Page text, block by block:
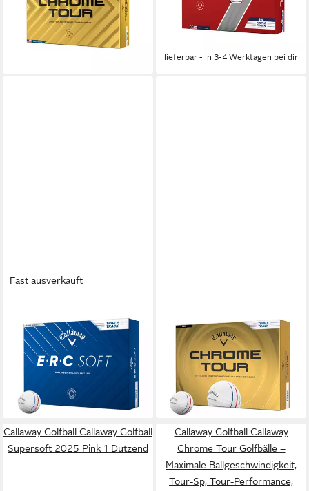
(4,58 €/ 1 Stk)
-15%
lieferbar - in 2-3 Werktagen bei dir
65,00 €
(4,83 €/ 1 Stk)
lieferbar - in 3-4 Werktagen bei dir
Fast ausverkauft
Golfball Callaway Golfbälle
ERC Soft 25 Triple Track 12er
Pack Weiß
42,00 €
UVP50,00 €
-16%
lieferbar - in 4-5 Werktagen bei dir
Golfball Callaway Golfball
Chrome Tour Triple Track
Weiß 1 Dutzend
lieferbar - in 4-5 Werktagen bei dir
Callaway Golfball Callaway Golfball
Supersoft 2025 Pink 1 Dutzend
Callaway Golfball Callaway
Chrome Tour Golfbälle –
Maximale Ballgeschwindigkeit,
Tour-Sp, Tour-Performance,